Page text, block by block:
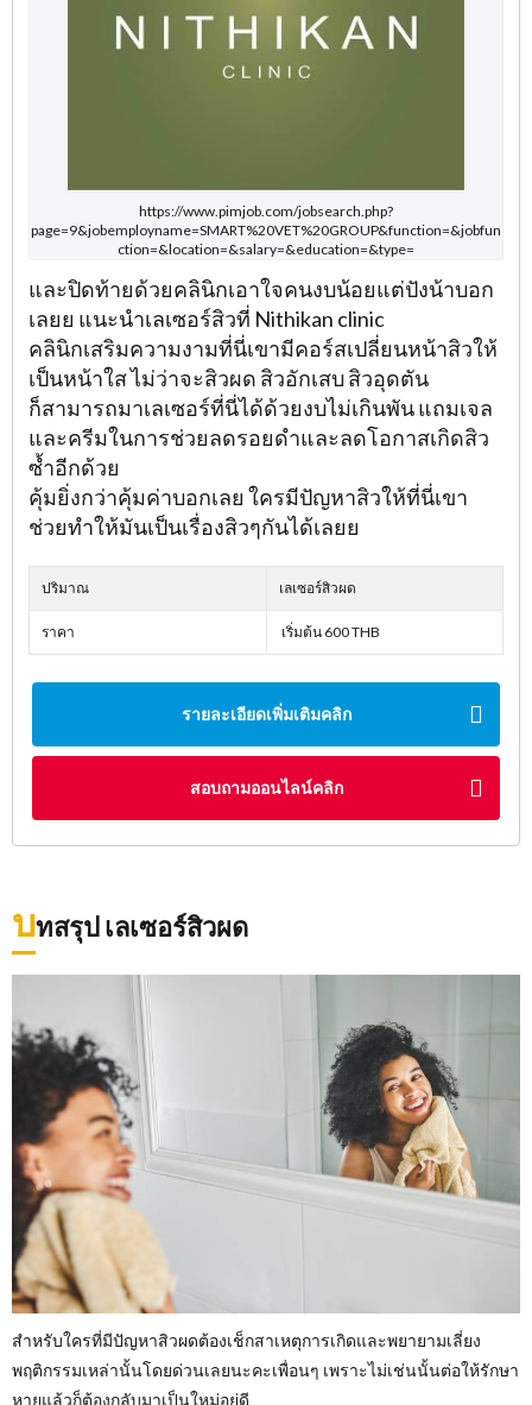
https://www.pimjob.com/jobsearch.php?
page=9&jobemployname=SMART%20VET%20GROUP&function=&jobfun
ction=&location=&salary=&education=&type=
และปิดท้ายด้วยคลินิกเอาใจคนงบน้อยแต่ปังน้าบอก
เลยย แนะนำเลเซอร์สิวที่ Nithikan clinic
คลินิกเสริมความงามที่นี่เขามีคอร์สเปลี่ยนหน้าสิวให้
เป็นหน้าใส ไม่ว่าจะสิวผด สิวอักเสบ สิวอุดตัน
ก็สามารถมาเลเซอร์ที่นี่ได้ด้วยงบไม่เกินพัน แถมเจล
และครีมในการช่วยลดรอยดำและลดโอกาสเกิดสิว
ซ้ำอีกด้วย
คุ้มยิ่งกว่าคุ้มค่าบอกเลย ใครมีปัญหาสิวให้ที่นี่เขา
ช่วยทำให้มันเป็นเรื่องสิวๆกันได้เลยย
ปริมาณ เลเซอร์สิวผด
ราคา เริ่มต้น 600 THB
รายละเอียดเพิ่มเติมคลิก
สอบถามออนไลน์คลิก
บทสรุป เลเซอร์สิวผด
สำหรับใครที่มีปัญหาสิวผดต้องเช็กสาเหตุการเกิดและพยายามเลี่ยง
พฤติกรรมเหล่านั้นโดยด่วนเลยนะคะเพื่อนๆ เพราะไม่เช่นนั้นต่อให้รักษา
หายแล้วก็ต้องกลับมาเป็นใหม่อยู่ดี